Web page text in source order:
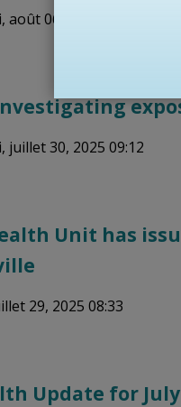
06, 2025 10:30
juillet 30, 2025 09:12
Unit has
29, 2025 08:33
Update for July